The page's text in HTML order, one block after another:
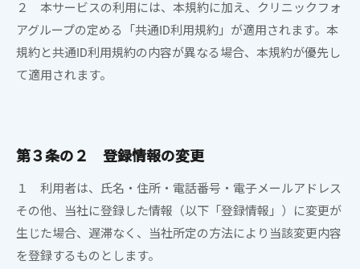
２ 本サービスの利用には、本規約に加え、クリニックフォ
アグループの定める「共通ID利用規約」が適用されます。本
規約と共通ID利用規約の内容が異なる場合、本規約が優先し
て適用されます。
第３条の２ 登録情報の変更
１ 利用者は、氏名・住所・電話番号・電子メールアドレス
その他、当社に登録した情報（以下「登録情報」）に変更が
生じた場合、遅滞なく、当社所定の方法により当該変更内容
を登録するものとします。